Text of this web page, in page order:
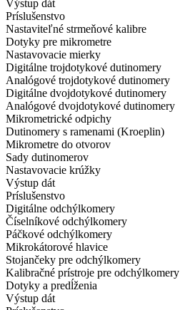
Výstup dát
Príslušenstvo
Nastaviteľné strmeňové kalibre
Dotyky pre mikrometre
Nastavovacie mierky
Digitálne trojdotykové dutinomery
Analógové trojdotykové dutinomery
Digitálne dvojdotykové dutinomery
Analógové dvojdotykové dutinomery
Mikrometrické odpichy
Dutinomery s ramenami (Kroeplin)
Mikrometre do otvorov
Sady dutinomerov
Nastavovacie krúžky
Výstup dát
Príslušenstvo
Digitálne odchýlkomery
Číselníkové odchýlkomery
Páčkové odchýlkomery
Mikrokátorové hlavice
Stojančeky pre odchýlkomery
Kalibračné prístroje pre odchýlkomery
Dotyky a predĺženia
Výstup dát